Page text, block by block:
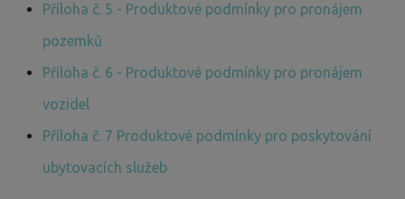
Příloha č. 5 - Produktové podmínky pro pronájem
pozemků
Příloha č. 6 - Produktové podmínky pro pronájem
vozidel
Příloha č. 7 Produktové podmínky pro poskytování
ubytovacích služeb